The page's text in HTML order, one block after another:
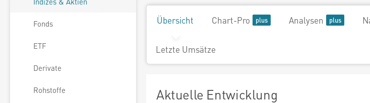
Fonds
ETF
Derivate
Rohstoffe
Übersicht Chart-Pro Analysen
Letzte Umsätze
Aktuelle Entwicklung